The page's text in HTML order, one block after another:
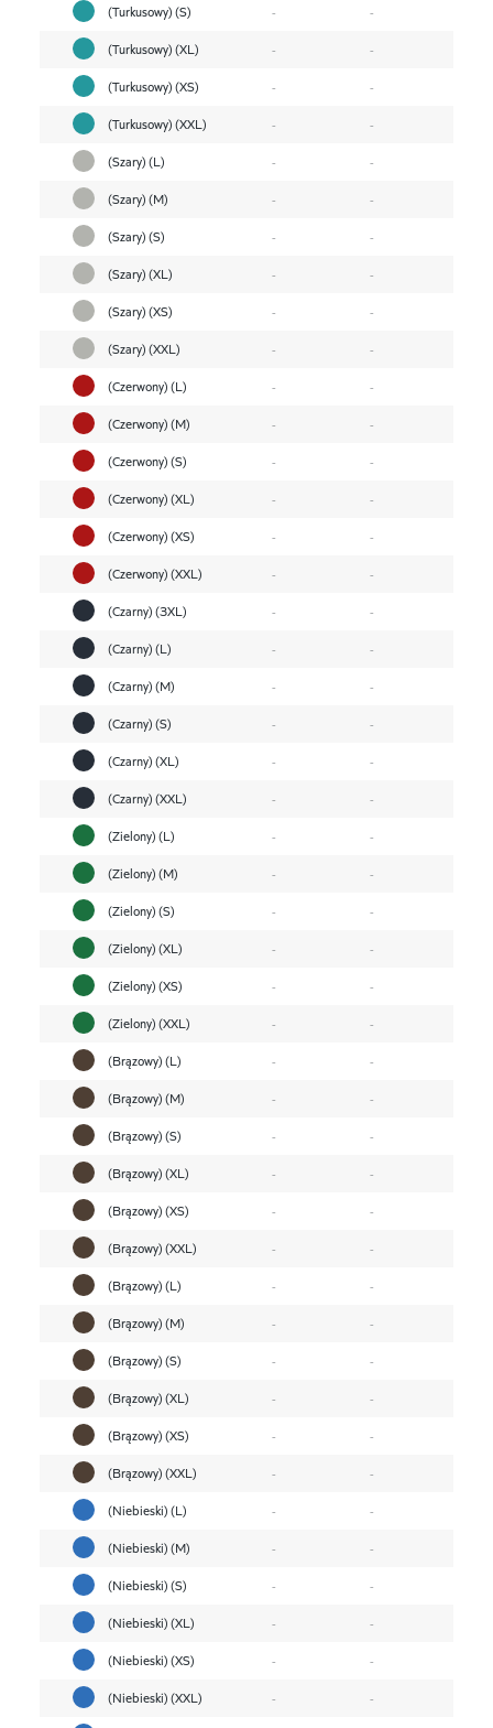
(Turkusowy) (S)
-
-
(Turkusowy) (XL)
-
-
(Turkusowy) (XS)
-
-
(Turkusowy) (XXL)
-
-
(Szary) (L)
-
-
(Szary) (M)
-
-
(Szary) (S)
-
-
(Szary) (XL)
-
-
(Szary) (XS)
-
-
(Szary) (XXL)
-
-
(Czerwony) (L)
-
-
(Czerwony) (M)
-
-
(Czerwony) (S)
-
-
(Czerwony) (XL)
-
-
(Czerwony) (XS)
-
-
(Czerwony) (XXL)
-
-
(Czarny) (3XL)
-
-
(Czarny) (L)
-
-
(Czarny) (M)
-
-
(Czarny) (S)
-
-
(Czarny) (XL)
-
-
(Czarny) (XXL)
-
-
(Zielony) (L)
-
-
(Zielony) (M)
-
-
(Zielony) (S)
-
-
(Zielony) (XL)
-
-
(Zielony) (XS)
-
-
(Zielony) (XXL)
-
-
(Brązowy) (L)
-
-
(Brązowy) (M)
-
-
(Brązowy) (S)
-
-
(Brązowy) (XL)
-
-
(Brązowy) (XS)
-
-
(Brązowy) (XXL)
-
-
(Brązowy) (L)
-
-
(Brązowy) (M)
-
-
(Brązowy) (S)
-
-
(Brązowy) (XL)
-
-
(Brązowy) (XS)
-
-
(Brązowy) (XXL)
-
-
(Niebieski) (L)
-
-
(Niebieski) (M)
-
-
(Niebieski) (S)
-
-
(Niebieski) (XL)
-
-
(Niebieski) (XS)
-
-
(Niebieski) (XXL)
-
-